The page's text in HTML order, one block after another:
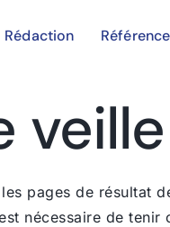
Rédaction
pages de résultat
nécessaire de